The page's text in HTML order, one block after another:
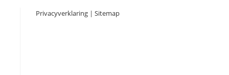
Privacyverklaring | Sitemap